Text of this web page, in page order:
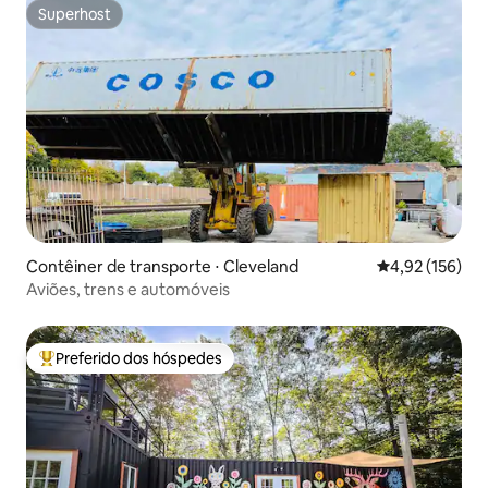
Superhost
Superhost
Contêiner de transporte ⋅ Cleveland 4,92 de uma
4,92 (156)
Aviões, trens e automóveis
Entre os melhores preferidos dos hóspedes
Preferido dos hóspedes